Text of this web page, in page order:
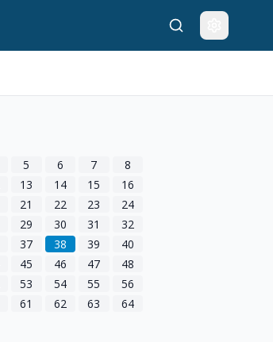
5 6 7
8
13 14 15
16
21 22 23
24
29 30 31
32
37 38 39
40
45 46 47
48
53 54 55
56
61 62 63
64